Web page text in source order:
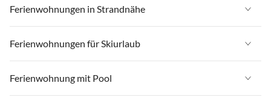
Ferienwohnungen in Nordsee
Ferienwohnungen in Mecklenburg-Vorpommern
Ferienwohnungen in Niedersachsen
Ferienwohnungen in Deutschland
Ferienwohnungen in Ostsee
Ferienwohnungen in Nordsee
Ferienwohnungen in Mecklenburg-Vorpommern
Ferienwohnungen in Strandnähe
Ferienwohnungen in Strandnähe in Deutschland
Ferienwohnungen in Strandnähe in Ostsee
Ferienwohnungen in Strandnähe in Nordsee
Ferienwohnungen für Skiurlaub
Ferienwohnungen für Skiurlaub in Deutschland
Ferienwohnungen für Skiurlaub in Bayern
Ferienwohnung mit Pool